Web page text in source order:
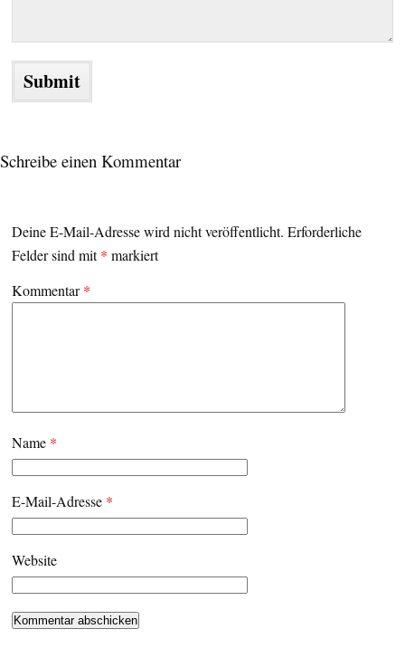
Schreibe einen Kommentar
Deine E-Mail-Adresse wird nicht veröffentlicht. Erforderliche
Felder sind mit* markiert
Kommentar*
Name *
E-Mail-Adresse *
Website